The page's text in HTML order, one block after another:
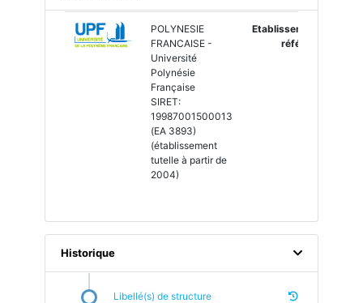
POLYNESIE
FRANCAISE -
Université
Polynésie
Française
SIRET:
19987001500013
(EA 3893)
(établissement
tutelle à partir de
2004)
Etablissement
référent
Historique
Libellé(s) de structure